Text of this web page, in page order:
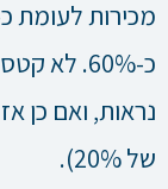
כ-60%.
של 20%).